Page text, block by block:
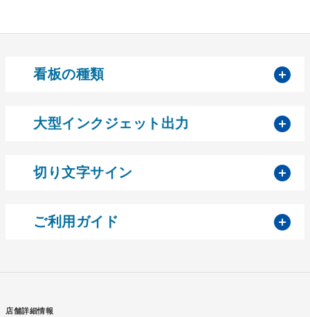
看板の種類
大型インクジェット出力
切り文字サイン
ご利用ガイド
店舗詳細情報